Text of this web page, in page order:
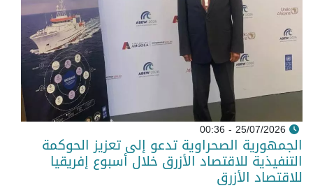
25/07/2026 - 00:36
الجمهورية الصحراوية تدعو إلى تعزيز الحوكمة
التنفيذية للاقتصاد الأزرق خلال أسبوع إفريقيا
للاقتصاد الأزرق